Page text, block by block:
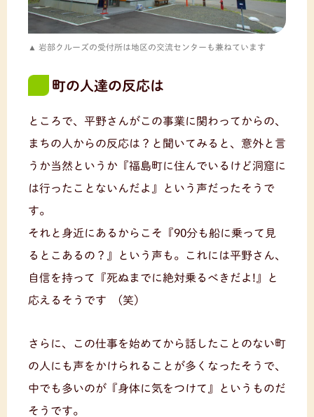
岩部クルーズの受付所は地区の交流センターも兼ねています
町の人達の反応は
ところで、平野さんがこの事業に関わってからの、
まちの人からの反応は？と聞いてみると、意外と言
うか当然というか『福島町に住んでいるけど洞窟に
は行ったことないんだよ』という声だったそうで
す。
それと身近にあるからこそ『90分も船に乗って見
るとこあるの？』という声も。これには平野さん、
自信を持って『死ぬまでに絶対乗るべきだよ!』と
応えるそうです (笑)
さらに、この仕事を始めてから話したことのない町
の人にも声をかけられることが多くなったそうで、
中でも多いのが『身体に気をつけて』というものだ
そうです。